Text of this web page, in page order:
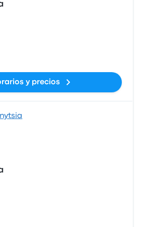
y precios